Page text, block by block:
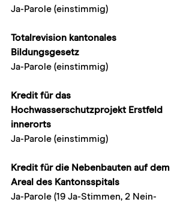
Ja-Parole (einstimmig)
Totalrevision kantonales
Bildungsgesetz
Ja-Parole (einstimmig)
Kredit für das
Hochwasserschutzprojekt Erstfeld
innerorts
Ja-Parole (einstimmig)
Kredit für die Nebenbauten auf dem
Areal des Kantonsspitals
Ja-Parole (19 Ja-Stimmen, 2 Nein-